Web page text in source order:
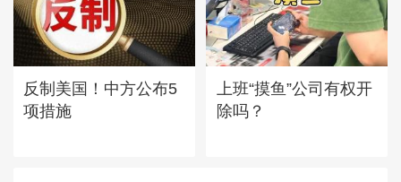
反制美国！中方公布5
项措施
上班“摸鱼”公司有权开
除吗？